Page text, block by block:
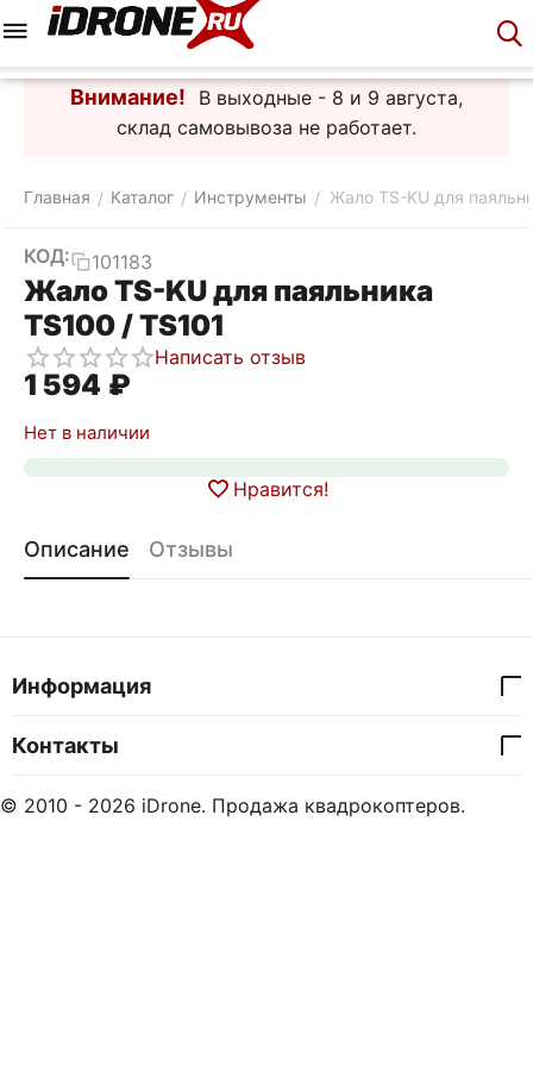
Внимание!
В выходные - 8 и 9 августа,
склад самовывоза не работает.
Главная / Каталог / Инструменты / Жало TS-KU для
КОД: 101183
Жало TS-KU для паяльника
TS100 / TS101
Написать отзыв
1 594 ₽
Нет в наличии
Нравится!
Описание Отзывы
Информация
Контакты
© 2010 - 2026 iDrone. Продажа квадрокоптеров.
Корзина